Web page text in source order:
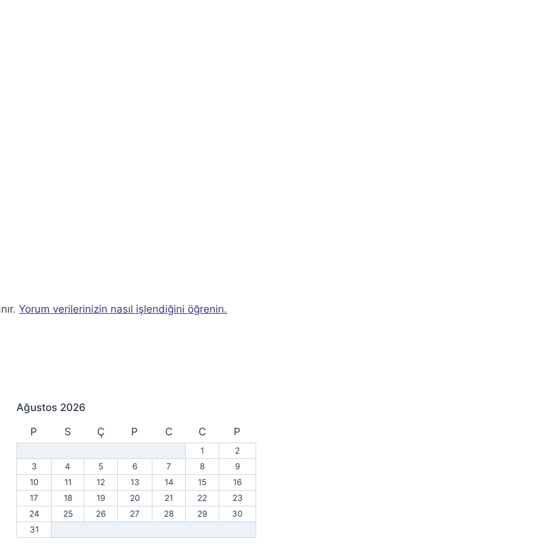
Yorum verilerinizin nasıl işlendiğini öğrenin.
Ağustos 2026
P
S Ç P C C P
1
2
3
4 5 6 7 8
9
10
11 12 13 14 15
16
17
18 19 20 21 22
23
24
25 26 27 28 29
30
31